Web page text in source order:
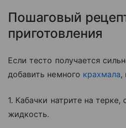
Пошаговый
приготовления
Если тесто получается
добавить немного крахмала,
1. Кабачки натрите на
жидкость.